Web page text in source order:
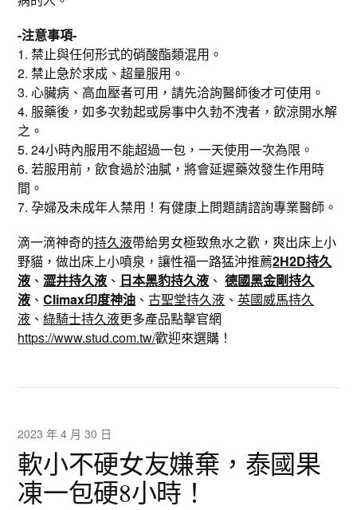
-注意事項-
1. 禁止與任何形式的硝酸酯類混用。
2. 禁止急於求成、超量服用。
3. 心臟病、高血壓者可用，請先洽詢醫師後才可使用。
4. 服藥後，如多次勃起或房事中久勃不洩者，飲涼開水解
之。
5. 24小時內服用不能超過一包，一天使用一次為限。
6. 若服用前，飲食過於油膩，將會延遲藥效發生作用時
間。
7. 孕婦及未成年人禁用！有健康上問題請諮詢專業醫師。
滴一滴神奇的持久液帶給男女極致魚水之歡，爽出床上小
野貓，做出床上小噴泉，讓性福一路猛沖推薦2H2D持久
液 、澀井持久液 、 日本黑豹持久液 、 德國黑金剛持久
液 、Climax印度神油 、古聖堂持久液 、英國威馬持久
液 、綠騎士持久液更多產品點擊官網
https://www.stud.com.tw/歡迎來選購！
2023 年 4 月 30 日
軟小不硬女友嫌棄，泰國果
凍一包硬8小時！